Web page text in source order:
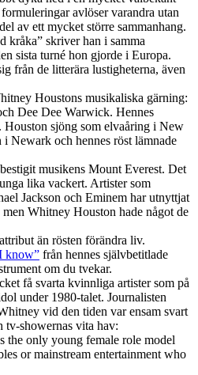
avlöser varandra utan
av ett mycket större sammanhang.
kråka” skriver han i samma
sista turné hon gjorde i Europa.
från de litterära lustigheterna, även
Houstons musikaliska gärning:
Dee Dee Warwick. Hennes
Houston sjöng som elvaåring i New
Newark och hennes röst lämnade
musikens Mount Everest. Det
lika vackert. Artister som
Jackson och Eminem har utnyttjat
Whitney Houston hade något de
än rösten förändra liv.
know” från hennes självbetitlade
om du tvekar.
få svarta kvinnliga artister som på
under 1980-talet. Journalisten
vid den tiden var ensam svart
tv-showernas vita hav:
the only young female role model
or mainstream entertainment who